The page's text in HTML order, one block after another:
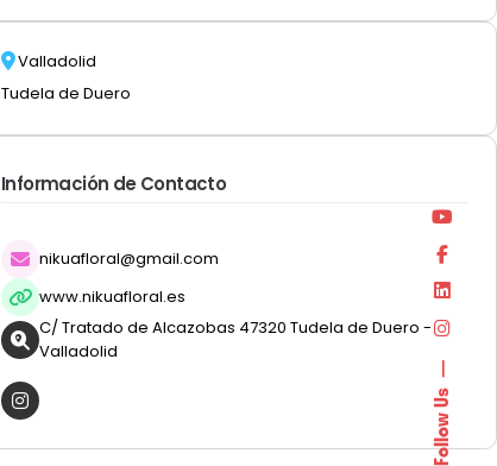
Follow Us
Valladolid
Tudela de Duero
Información de Contacto
nikuafloral@gmail.com
www.nikuafloral.es
C/ Tratado de Alcazobas 47320 Tudela de Duero -
Valladolid